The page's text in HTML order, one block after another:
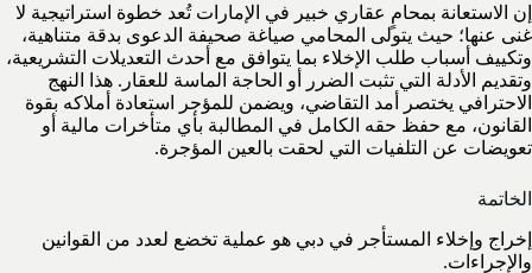
إن الاستعانة بمحامٍ عقاري خبير في الإمارات تُعد خطوة استراتيجية لا
غنى عنها؛ حيث يتولى المحامي صياغة صحيفة الدعوى بدقة متناهية،
وتكييف أسباب طلب الإخلاء بما يتوافق مع أحدث التعديلات التشريعية،
وتقديم الأدلة التي تثبت الضرر أو الحاجة الماسة للعقار. هذا النهج
الاحترافي يختصر أمد التقاضي، ويضمن للمؤجر استعادة أملاكه بقوة
القانون، مع حفظ حقه الكامل في المطالبة بأي متأخرات مالية أو
تعويضات عن التلفيات التي لحقت بالعين المؤجرة.
الخاتمة
إخراج وإخلاء المستأجر في دبي هو عملية تخضع لعدد من القوانين
والإجراءات.